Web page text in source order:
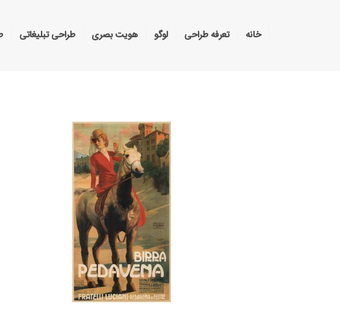
خانه تعرفه طراحی لوگو هویت بصری طراحی تبلیغاتی